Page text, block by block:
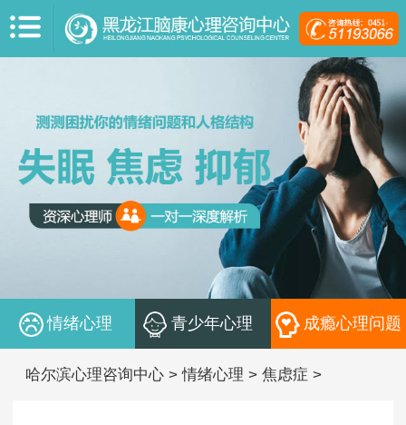
情绪心理 青少年心理 成瘾心理问题
哈尔滨心理咨询中心 >情绪心理 > 焦虑症 >